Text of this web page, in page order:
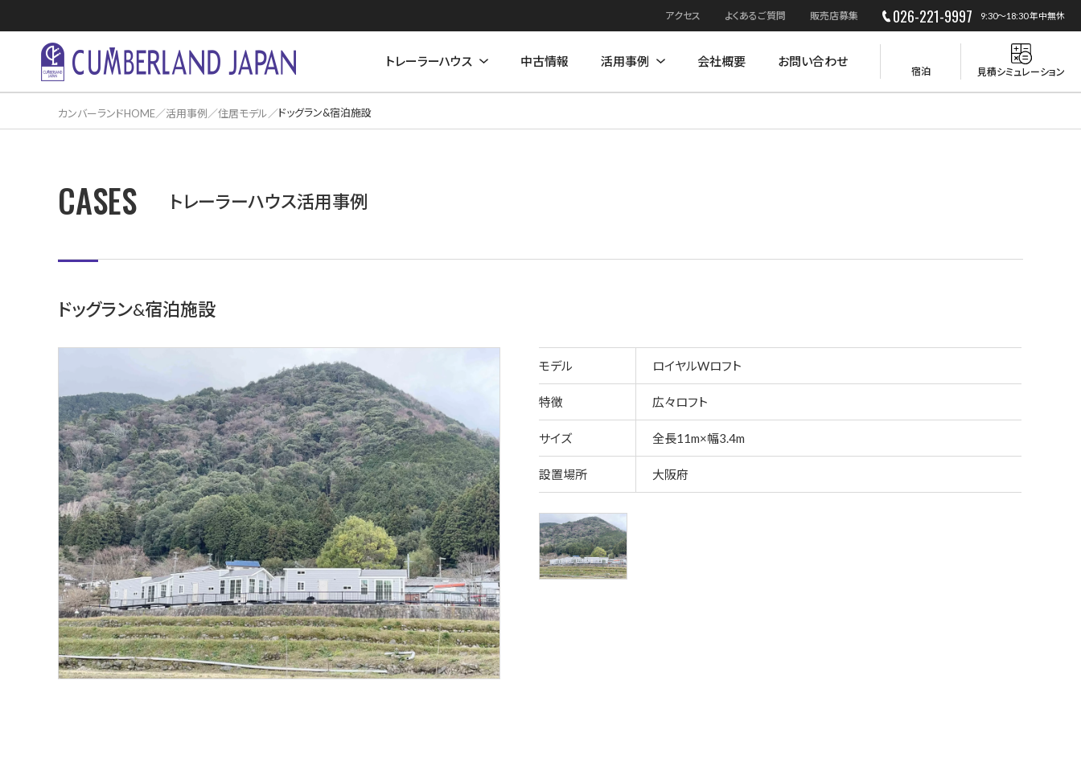
アクセス よくあるご質問 販売店募集 026-221-9997 9:30～18:30 年中無休
トレーラーハウス 中古情報 活用事例 会社概要 お問い合わせ
宿泊 見積シミュレーション
カンバーランドHOME 活用事例 住居モデル ドッグラン&宿泊施設
CASES トレーラーハウス活用事例
ドッグラン&宿泊施設
モデル ロイヤルWロフト
特徴 広々ロフト
サイズ 全長11m×幅3.4m
設置場所 大阪府